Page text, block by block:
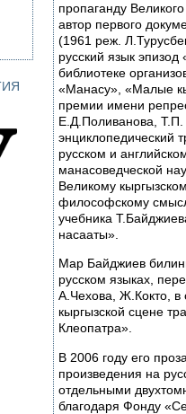
пропаганду
автор первого
(1961 реж.
русский язык
библиотеке
«Манасу», «Малые
премии имени
Е.Д.Поливанова, Т.П.
энциклопедический
русском и
манасоведческой
Великому
философскому
учебника
насааты».
Мар Байджиев
русском языках,
А.Чехова, Ж.Кокто, в
кыргызской сцене
Клеопатра».
В 2006 году его
произведения на
отдельными
благодаря Фонду